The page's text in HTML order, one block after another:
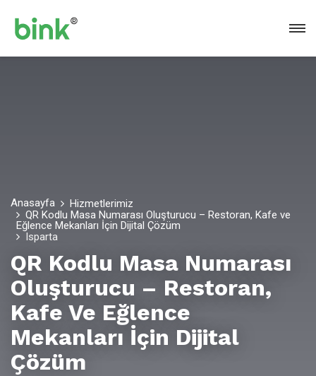
Anasayfa
Hizmetlerimiz
QR Kodlu Masa Numarası Oluşturucu – Restoran, Kafe ve
Eğlence Mekanları İçin Dijital Çözüm
Isparta
QR Kodlu Masa Numarası
Oluşturucu – Restoran,
Kafe Ve Eğlence
Mekanları İçin Dijital
Çözüm